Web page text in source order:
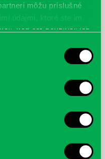
môžu príslušné
údajmi, ktoré ste im
keď ste používali ich